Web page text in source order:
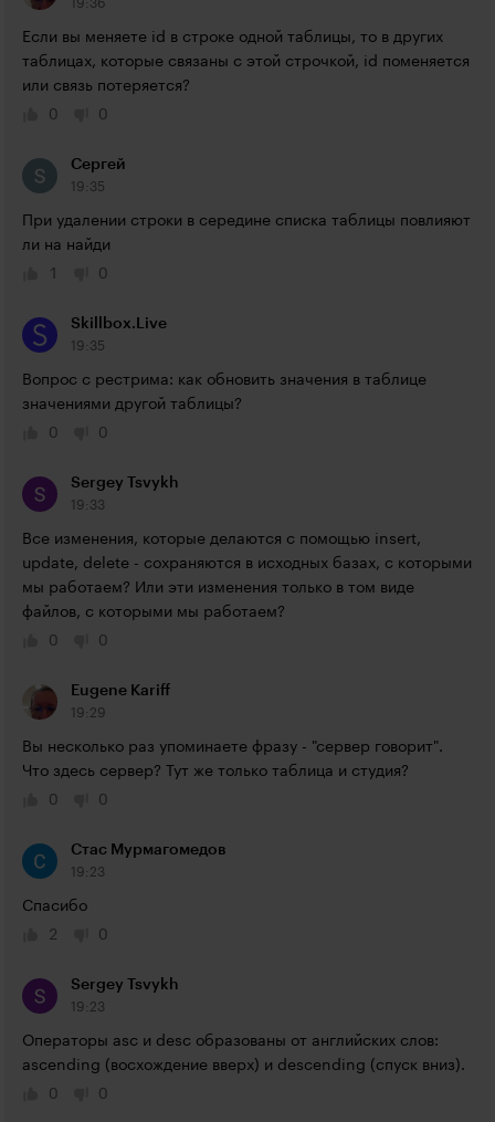
19:36
Если вы меняете id в строке одной таблицы, то в других
таблицах, которые связаны с этой строчкой, id поменяется
или связь потеряется?
0
0
Сергей
19:35
При удалении строки в середине списка таблицы повлияют
ли на найди
1
0
Skillbox.Live
19:35
Вопрос с рестрима: как обновить значения в таблице
значениями другой таблицы?
0
0
Sergey Tsvykh
19:33
Все изменения, которые делаются с помощью insert,
update, delete - сохраняются в исходных базах, с которыми
мы работаем? Или эти изменения только в том виде
файлов, с которыми мы работаем?
0
0
Eugene Kariff
19:29
Вы несколько раз упоминаете фразу - "сервер говорит".
Что здесь сервер? Тут же только таблица и студия?
0
0
Стас Мурмагомедов
19:23
Cпасибо
2
0
Sergey Tsvykh
19:23
Операторы asc и desc образованы от английских слов:
ascending (восхождение вверх) и descending (спуск вниз).
0
0